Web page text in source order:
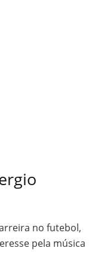
no futebol,
pela música